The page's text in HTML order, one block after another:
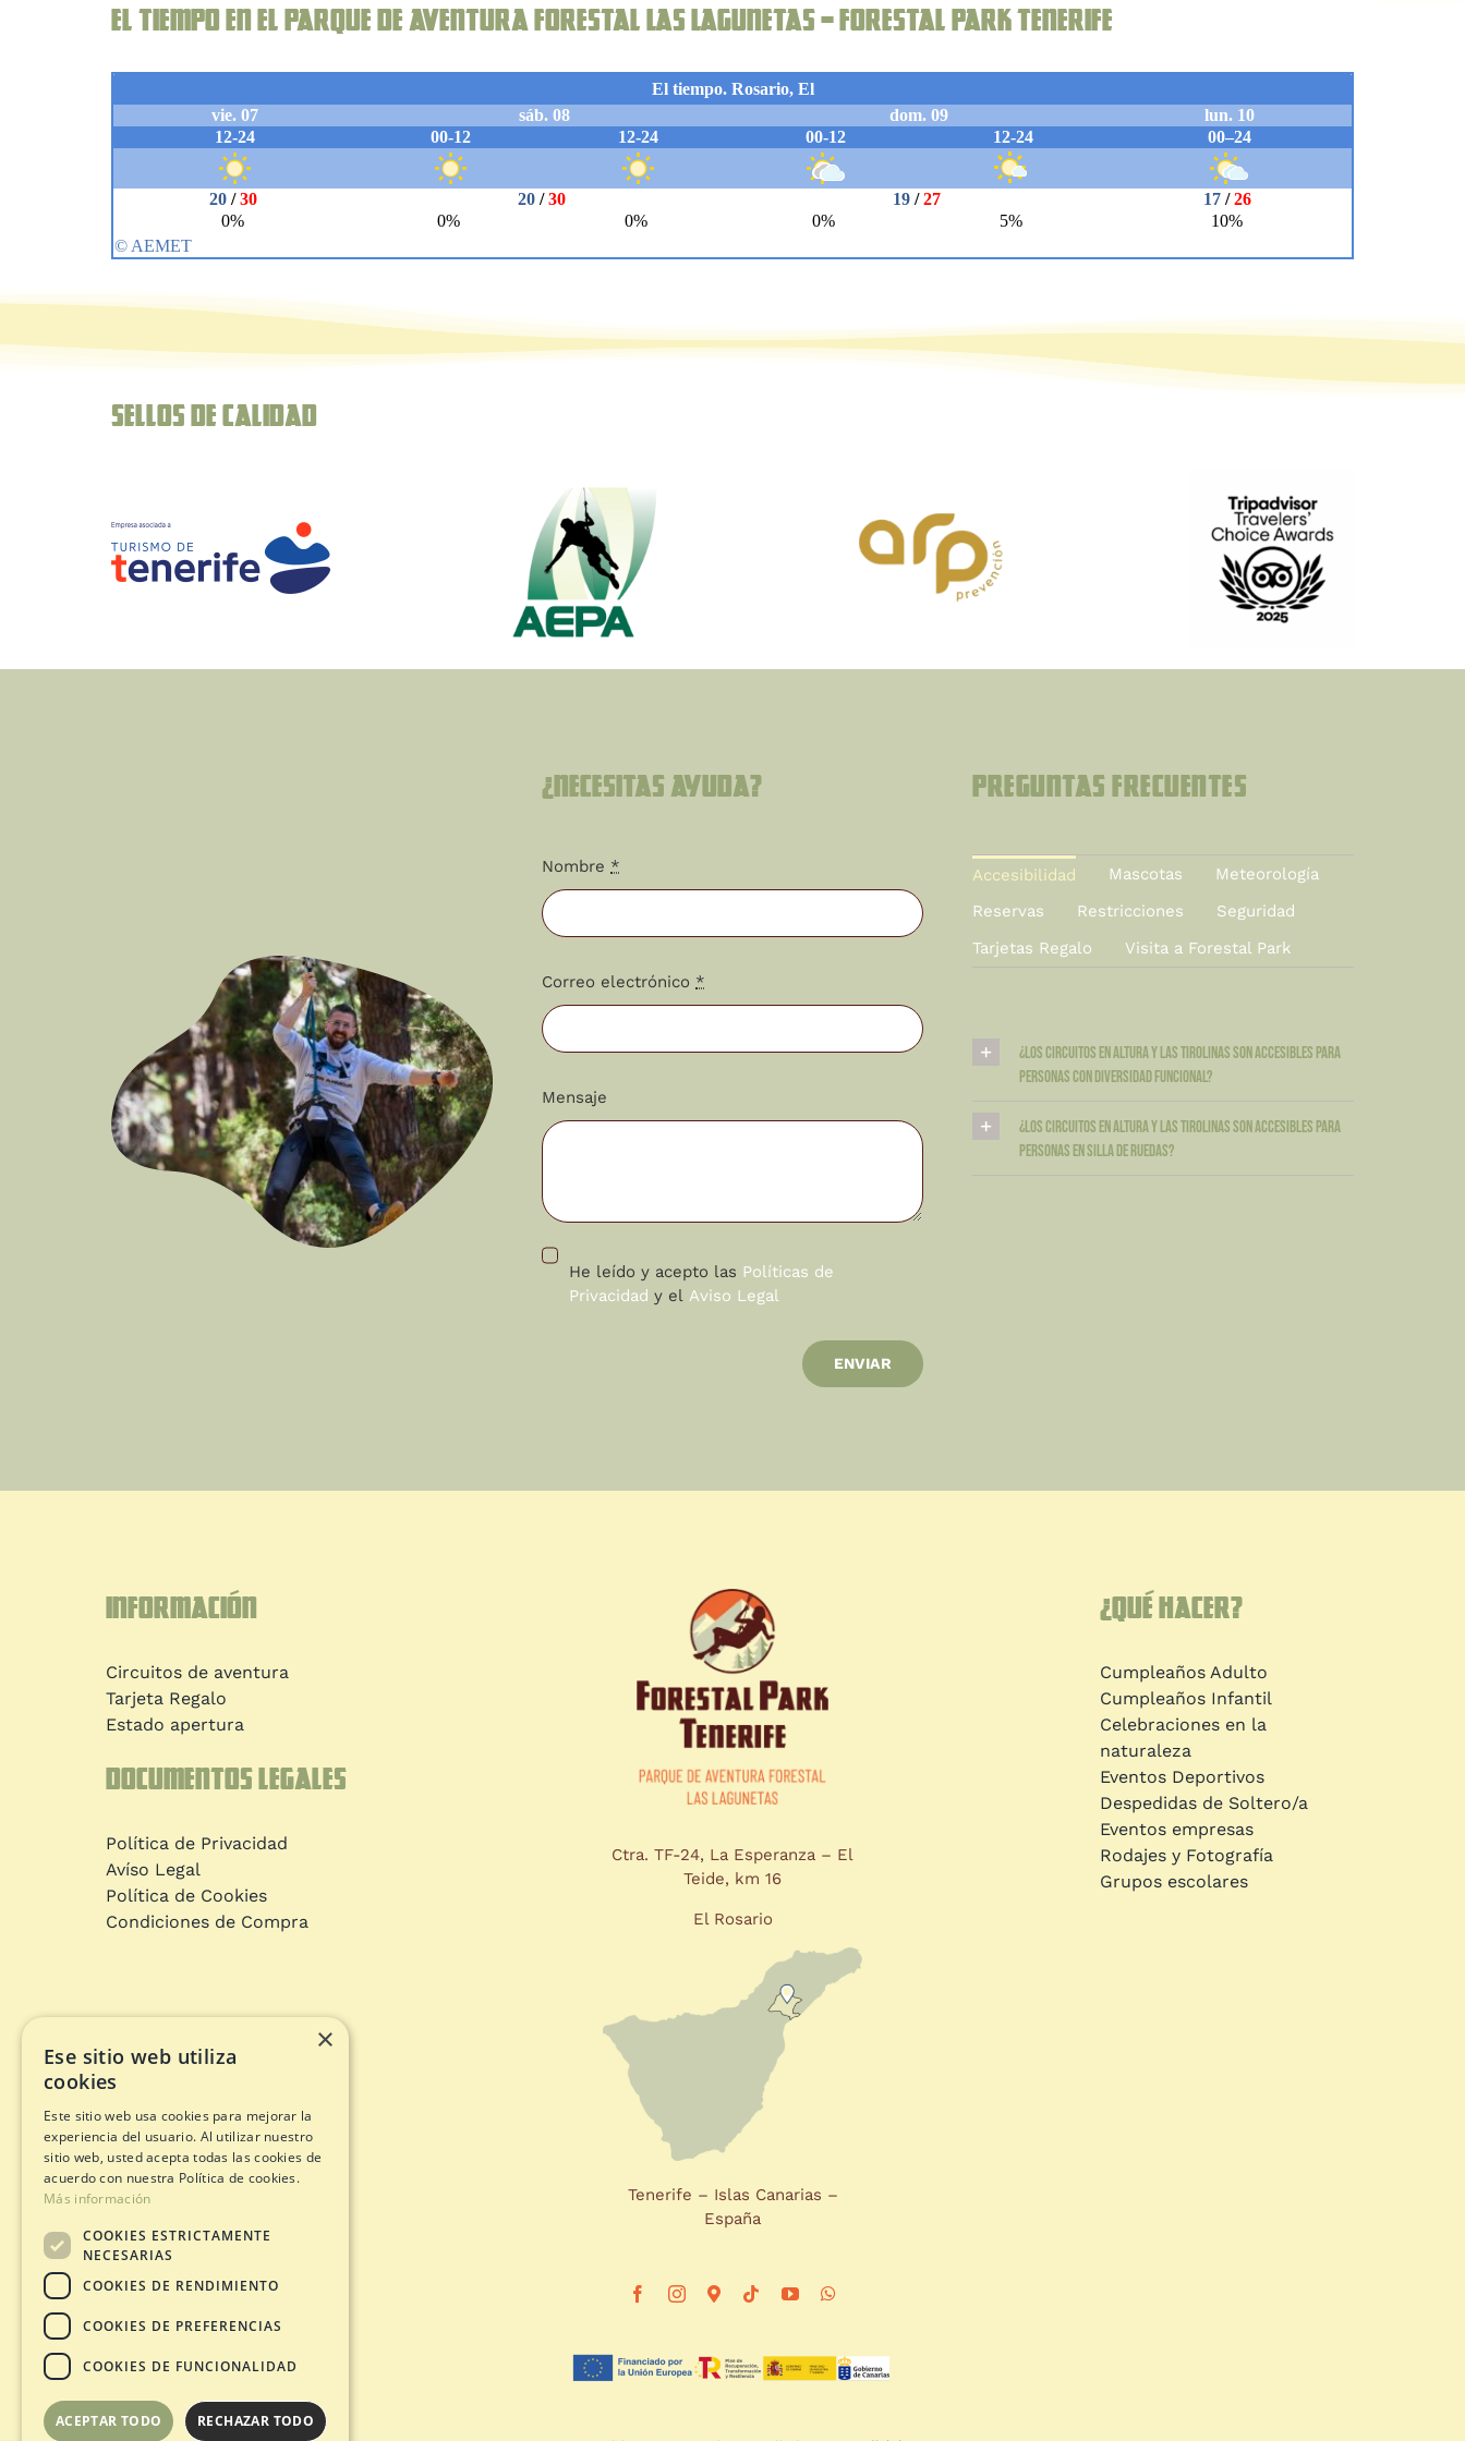
El Tiempo en el parque de aventura forestal Las Lagunetas – Forestal Park Tenerife
Sellos de Calidad
¿Necesitas ayuda?
Nombre *
Correo electrónico *
Mensaje
He leído y acepto las Políticas de
Privacidad y elAviso Legal
ENVIAR
Preguntas Frecuentes
Accesibilidad Mascotas
Meteorología
Reservas
Restricciones
Seguridad
Tarjetas Regalo
Visita a Forestal Park
¿Los circuitos en altura y las tirolinas son accesibles para
personas con diversidad funcional?
¿Los circuitos en altura y las tirolinas son accesibles para
personas en silla de ruedas?
Información
Circuitos de aventura
Tarjeta Regalo
Estado apertura
Documentos legales
Política de Privacidad
Avíso Legal
Política de Cookies
Condiciones de Compra
Ctra. TF-24, La Esperanza – El
Teide, km 16
El Rosario
Tenerife – Islas Canarias –
España
¿Qué hacer?
Cumpleaños Adulto
Cumpleaños Infantil
Celebraciones en la
naturaleza
Eventos Deportivos
Despedidas de Soltero/a
Eventos empresas
Rodajes y Fotografía
Grupos escolares
×
Ese sitio web utiliza
cookies
Este sitio web usa cookies para mejorar la
experiencia del usuario. Al utilizar nuestro
sitio web, usted acepta todas las cookies de
acuerdo con nuestra Política de cookies.
Más información
COOKIES ESTRICTAMENTE
NECESARIAS
COOKIES DE RENDIMIENTO
COOKIES DE PREFERENCIAS
COOKIES DE FUNCIONALIDAD
ACEPTAR TODO RECHAZAR TODO